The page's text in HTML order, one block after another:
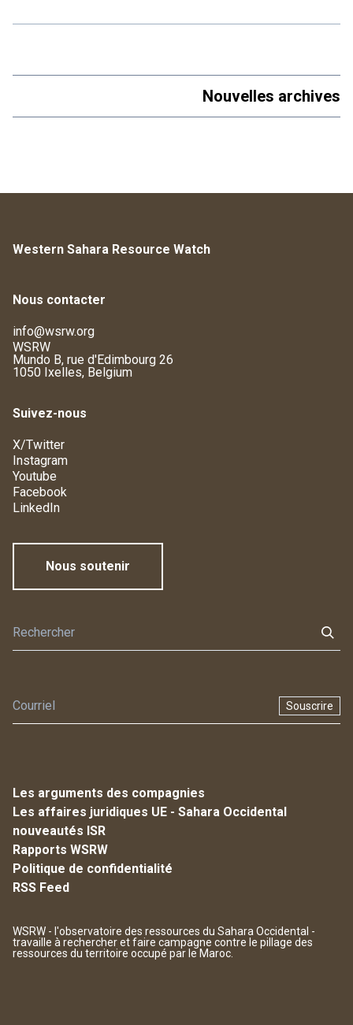
Nouvelles archives
Western Sahara Resource Watch
Nous contacter
info@wsrw.org
WSRW
Mundo B, rue d'Edimbourg 26
1050 Ixelles, Belgium
Suivez-nous
X/Twitter
Instagram
Youtube
Facebook
LinkedIn
Nous soutenir
Souscrire
Les arguments des compagnies
Les affaires juridiques UE - Sahara Occidental
nouveautés ISR
Rapports WSRW
Politique de confidentialité
RSS Feed
WSRW - l'observatoire des ressources du Sahara Occidental -
travaille à rechercher et faire campagne contre le pillage des
ressources du territoire occupé par le Maroc.